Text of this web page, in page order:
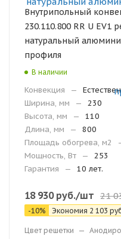
Внутрипольный
230.110.800 RR U EV1
натуральный
профиля
В наличии
Конвекция —
Ширина, мм
—
230
Высота, мм
—
110
Длина, мм
—
800
Площадь обогрева, м2
Мощность, Вт
—
253
Гарантия
— 10 лет.
18 930руб./шт 21
-10% Экономия 2 103
Цвет решетки —